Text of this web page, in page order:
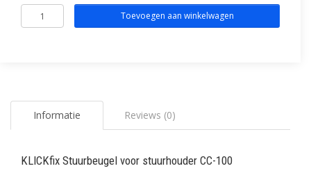
Toevoegen aan winkelwagen
Informatie Reviews (0)
KLICKfix Stuurbeugel voor stuurhouder CC-100